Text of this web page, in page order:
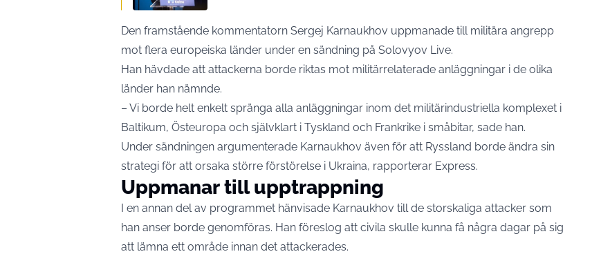
Den framstående kommentatorn Sergej Karnaukhov uppmanade till militära angrepp
mot flera europeiska länder under en sändning på Solovyov Live.
Han hävdade att attackerna borde riktas mot militärrelaterade anläggningar i de olika
länder han nämnde.
– Vi borde helt enkelt spränga alla anläggningar inom det militärindustriella komplexet i
Baltikum, Östeuropa och självklart i Tyskland och Frankrike i småbitar, sade han.
Under sändningen argumenterade Karnaukhov även för att Ryssland borde ändra sin
strategi för att orsaka större förstörelse i Ukraina, rapporterar Express.
Uppmanar till upptrappning
I en annan del av programmet hänvisade Karnaukhov till de storskaliga attacker som
han anser borde genomföras. Han föreslog att civila skulle kunna få några dagar på sig
att lämna ett område innan det attackerades.